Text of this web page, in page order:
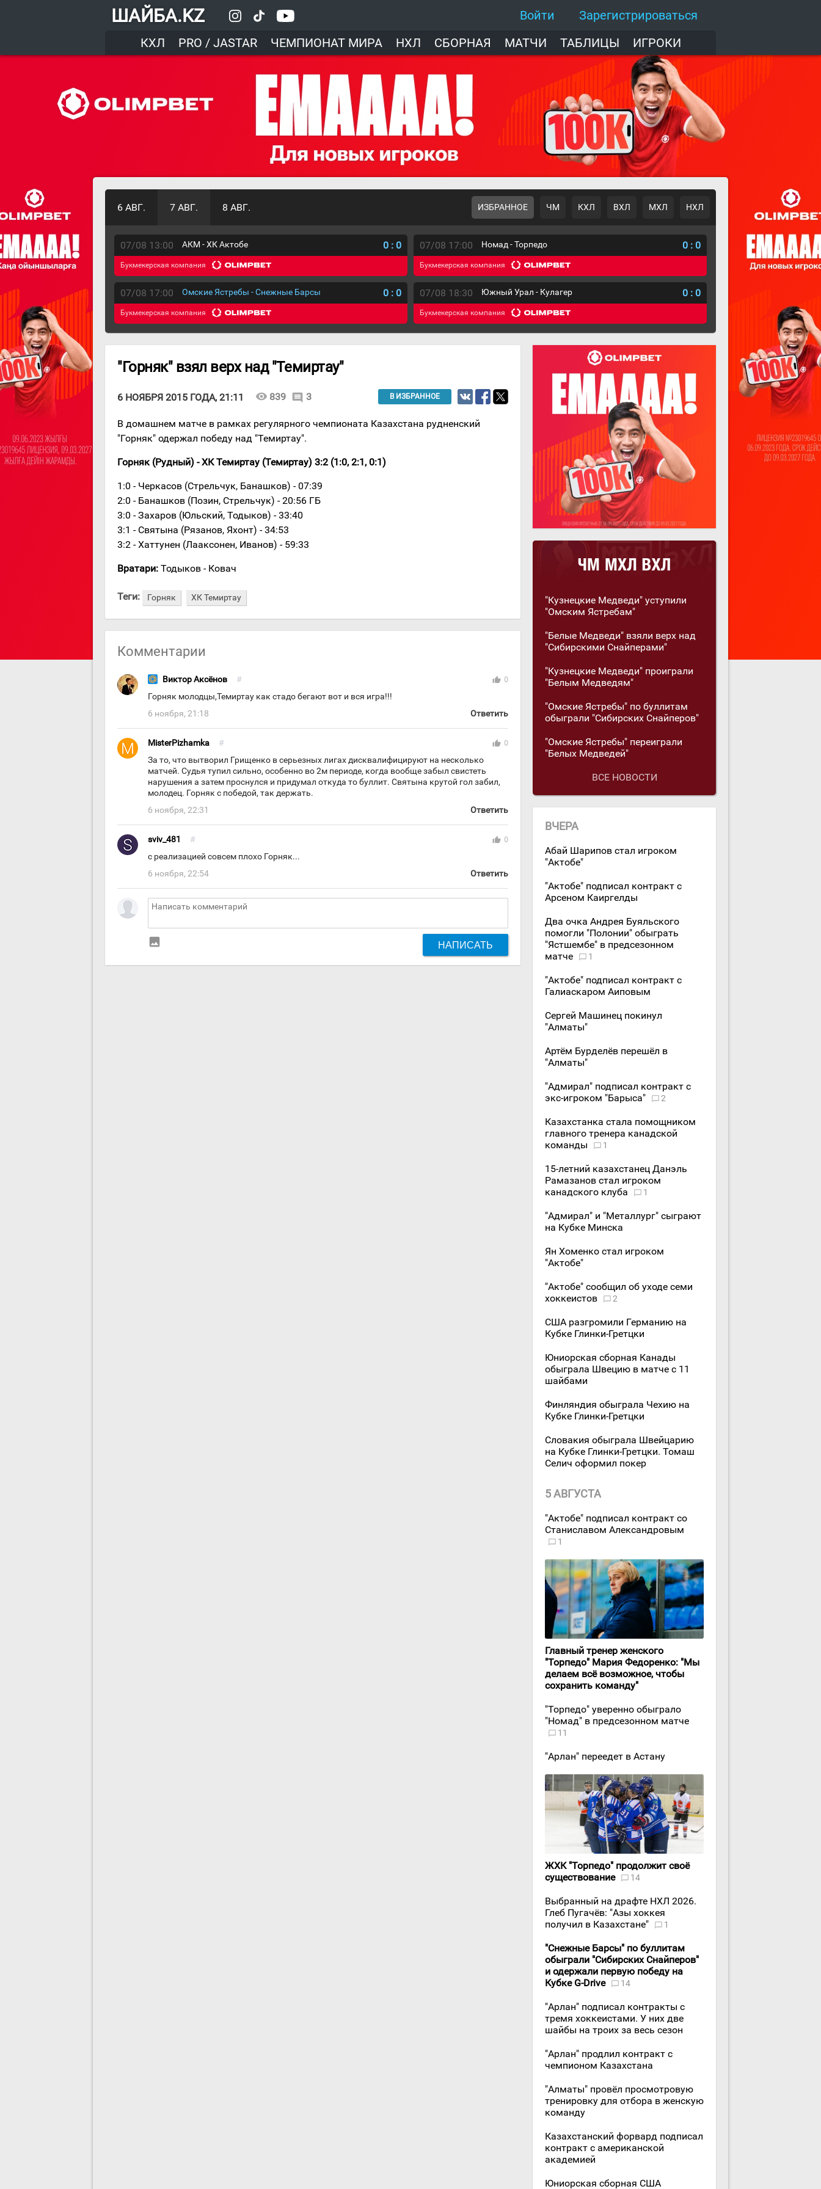
ШАЙБА.KZ Войти
Зарегистрироваться
КХЛ
PRO / JASTAR ЧЕМПИОНАТ МИРА НХЛ СБОРНАЯ МАТЧИ ТАБЛИЦЫ ИГРОКИ
6 АВГ. 7 АВГ. 8 АВГ. ИЗБРАННОЕ ЧМ КХЛ ВХЛ МХЛ НХЛ
07/08 13:00 АКМ - ХК Актобе 0 : 0
Букмекерская компания
07/08 17:00 Номад - Торпедо 0 : 0
Букмекерская компания
07/08 17:00 Омские Ястребы - Снежные Барсы 0 : 0
Букмекерская компания
07/08 18:30 Южный Урал - Кулагер 0 : 0
Букмекерская компания
"Горняк" взял верх над "Темиртау"
6 НОЯБРЯ 2015 ГОДА, 21:11 visibility 839 comment 3 В ИЗБРАННОЕ
В домашнем матче в рамках регулярного чемпионата Казахстана рудненский
"Горняк" одержал победу над "Темиртау".
Горняк (Рудный) - ХК Темиртау (Темиртау) 3:2 (1:0, 2:1, 0:1)
1:0 - Черкасов (Стрельчук, Банашков) - 07:39
2:0 - Банашков (Позин, Стрельчук) - 20:56 ГБ
3:0 - Захаров (Юльский, Тодыков) - 33:40
3:1 - Святына (Рязанов, Яхонт) - 34:53
3:2 - Хаттунен (Лааксонен, Иванов) - 59:33
Вратари: Тодыков - Ковач
Теги: Горняк ХК Темиртау
Комментарии
Виктор Аксёнов # thumb_up 0
Горняк молодцы,Темиртау как стадо бегают вот и вся игра!!!
6 ноября, 21:18
Ответить
MisterPizhamka # thumb_up 0
За то, что вытворил Грищенко в серьезных лигах дисквалифицируют на несколько
матчей. Судья тупил сильно, особенно во 2м периоде, когда вообще забыл свистеть
нарушения а затем проснулся и придумал откуда то буллит. Святына крутой гол забил,
молодец. Горняк с победой, так держать.
6 ноября, 22:31
Ответить
sviv_481 # thumb_up 0
с реализацией совсем плохо Горняк...
6 ноября, 22:54
Ответить
insert_photo НАПИСАТЬ
"Кузнецкие Медведи" уступили
"Омским Ястребам"
"Белые Медведи" взяли верх над
"Сибирскими Снайперами"
"Кузнецкие Медведи" проиграли
"Белым Медведям"
"Омские Ястребы" по буллитам
обыграли "Сибирских Снайперов"
"Омские Ястребы" переиграли
"Белых Медведей"
ВСЕ НОВОСТИ
ВЧЕРА
Абай Шарипов стал игроком
"Актобе"
"Актобе" подписал контракт с
Арсеном Каиргелды
Два очка Андрея Буяльского
помогли "Полонии" обыграть
"Ястшембе" в предсезонном
матче
1
"Актобе" подписал контракт с
Галиаскаром Аиповым
Сергей Машинец покинул
"Алматы"
Артём Бурделёв перешёл в
"Алматы"
"Адмирал" подписал контракт с
экс-игроком "Барыса"
2
Казахстанка стала помощником
главного тренера канадской
команды
1
15-летний казахстанец Данэль
Рамазанов стал игроком
канадского клуба
1
"Адмирал" и "Металлург" сыграют
на Кубке Минска
Ян Хоменко стал игроком
"Актобе"
"Актобе" сообщил об уходе семи
хоккеистов
2
США разгромили Германию на
Кубке Глинки-Гретцки
Юниорская сборная Канады
обыграла Швецию в матче с 11
шайбами
Финляндия обыграла Чехию на
Кубке Глинки-Гретцки
Словакия обыграла Швейцарию
на Кубке Глинки-Гретцки. Томаш
Селич оформил покер
5 АВГУСТА
"Актобе" подписал контракт со
Станиславом Александровым
1
Главный тренер женского
"Торпедо" Мария Федоренко: "Мы
делаем всё возможное, чтобы
сохранить команду"
"Торпедо" уверенно обыграло
"Номад" в предсезонном матче
11
"Арлан" переедет в Астану
ЖХК "Торпедо" продолжит своё
существование
14
Выбранный на драфте НХЛ 2026.
Глеб Пугачёв: "Азы хоккея
получил в Казахстане"
1
"Снежные Барсы" по буллитам
обыграли "Сибирских Снайперов"
и одержали первую победу на
Кубке G-Drive
14
"Арлан" подписал контракты с
тремя хоккеистами. У них две
шайбы на троих за весь сезон
"Арлан" продлил контракт с
чемпионом Казахстана
"Алматы" провёл просмотровую
тренировку для отбора в женскую
команду
Казахстанский форвард подписал
контракт с американской
академией
Юниорская сборная США